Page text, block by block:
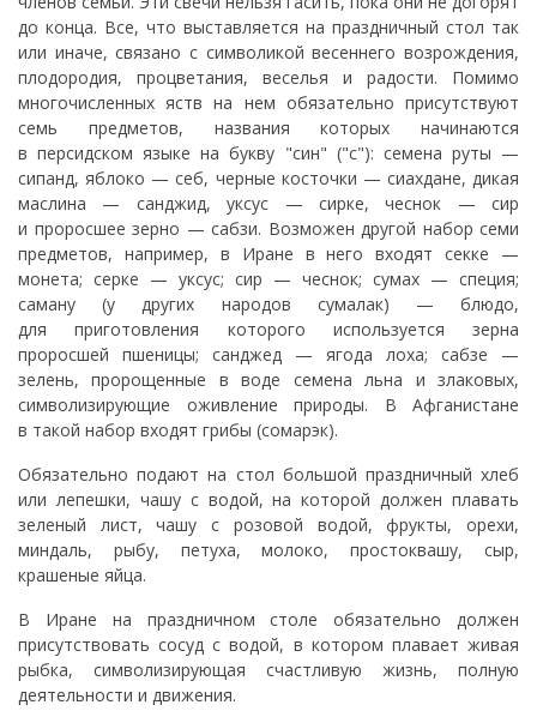
до конца. Все, что выставляется на праздничный стол так
или иначе, связано с символикой весеннего возрождения,
плодородия, процветания, веселья и радости. Помимо
многочисленных яств на нем обязательно присутствуют
семь предметов, названия которых начинаются
в персидском языке на букву "син" ("с"): семена руты —
сипанд, яблоко — себ, черные косточки — сиахдане, дикая
маслина — санджид, уксус — сирке, чеснок — сир
и проросшее зерно — сабзи. Возможен другой набор семи
предметов, например, в Иране в него входят секке —
монета; серке — уксус; сир — чеснок; сумах — специя;
саману (у других народов сумалак) — блюдо,
для приготовления которого используется зерна
проросшей пшеницы; санджед — ягода лоха; сабзе —
зелень, пророщенные в воде семена льна и злаковых,
символизирующие оживление природы. В Афганистане
в такой набор входят грибы (сомарэк).
Обязательно подают на стол большой праздничный хлеб
или лепешки, чашу с водой, на которой должен плавать
зеленый лист, чашу с розовой водой, фрукты, орехи,
миндаль, рыбу, петуха, молоко, простоквашу, сыр,
крашеные яйца.
В Иране на праздничном столе обязательно должен
присутствовать сосуд с водой, в котором плавает живая
рыбка, символизирующая счастливую жизнь, полную
деятельности и движения.